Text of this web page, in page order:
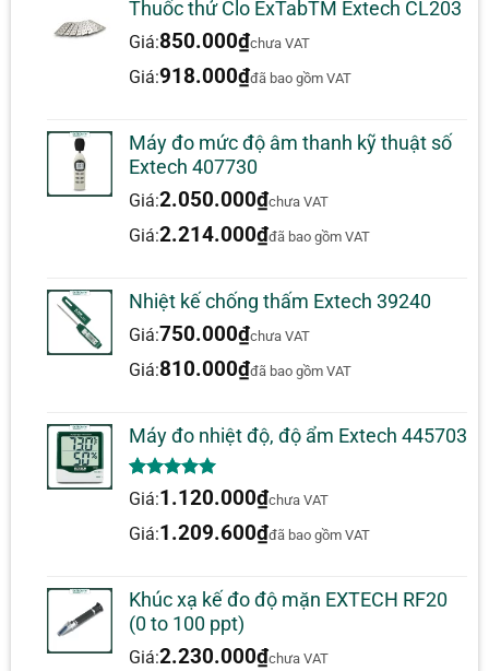
nhiệt độ và luồng không khí 3
trong 1
Nhà ở kích thước bỏ túi ergonomic,
màn hình LCD kép lớn
này đo độ ẩm, nhiệt độ và vận tốc
gió. Có thể thực hiện các phép đo
Nhiệt độ cao bằng đầu vào Loại K
gồm: Giữ dữ liệu, Min / Max, Tự
động tắt nguồn khi tắt và chỉ báo
mức pin yếu. Hoàn chỉnh với dây
đeo cổ tay và pin 9V.
Được xếp
hạng55
dang– 19/01/2026
Thuốc thử Clo ExTabTM Extech CL203
Giá:850.000₫chưa VAT
Giá:918.000₫đã bao gồm VAT
Máy đo mức độ âm thanh kỹ thuật số
Extech 407730
Giá:2.050.000₫chưa VAT
Giá:2.214.000₫đã bao gồm VAT
Nhiệt kế chống thấm Extech 39240
Giá:750.000₫chưa VAT
Giá:810.000₫đã bao gồm VAT
Máy đo nhiệt độ, độ ẩm Extech 445703
5.00trên 5
dựa trên
1
đánh giá
Giá:1.120.000₫chưa VAT
Giá:1.209.600₫đã bao gồm VAT
Khúc xạ kế đo độ mặn EXTECH RF20
(0 to 100 ppt)
Giá:2.230.000₫chưa VAT